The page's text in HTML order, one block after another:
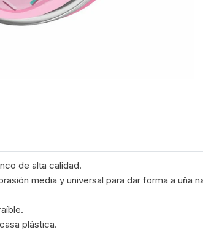
de alta calidad.
media y universal para dar forma a uña
plástica.